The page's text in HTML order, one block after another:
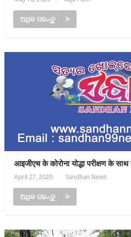
ଅଧିକ ପଢନ୍ତୁ
आइजीएच के कोरोना योद्धा परीक्षण के
April 27, 2020 Sandhan News
ଅଧିକ ପଢନ୍ତୁ